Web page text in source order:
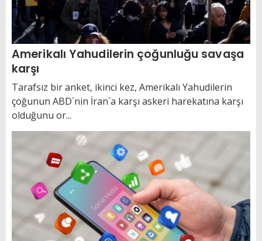
Amerikalı Yahudilerin çoğunluğu savaşa
karşı
Tarafsız bir anket, ikinci kez, Amerikalı Yahudilerin
çoğunun ABD´nin İran´a karşı askeri harekatına karşı
olduğunu or...